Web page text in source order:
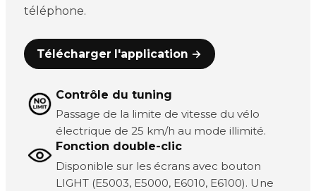
téléphone.
Télécharger l'application →
Contrôle du tuning
Passage de la limite de vitesse du vélo
électrique de 25 km/h au mode illimité.
Fonction double-clic
Disponible sur les écrans avec bouton
LIGHT (E5003, E5000, E6010, E6100). Une